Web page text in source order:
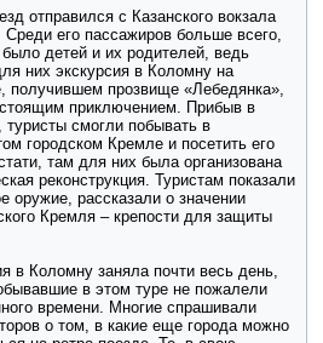
отправился с Казанского вокзала
Среди его пассажиров больше всего,
было детей и их родителей, ведь
них экскурсия в Коломну на
получившем прозвище «Лебедянка»,
приключением. Прибыв в
туристы смогли побывать в
городском Кремле и посетить его
там для них была организована
реконструкция. Туристам показали
оружие, рассказали о значении
Кремля – крепости для защиты
в Коломну заняла почти весь день,
в этом туре не пожалели
времени. Многие спрашивали
о том, в какие еще города можно